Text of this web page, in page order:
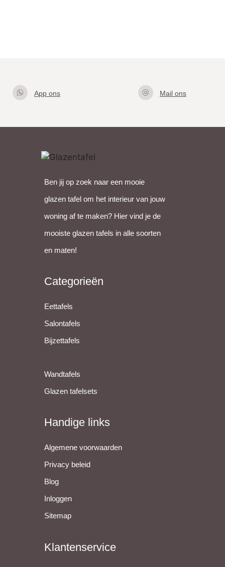
App ons
Mail ons
Ben jij op zoek naar een mooie
glazen tafel om het interieur van jouw
woning af te maken? Hier vind je de
mooiste glazen tafels in alle soorten
en maten!
Categorieën
Eettafels
Salontafels
Bijzettafels
Wandtafels
Glazen tafelsets
Handige links
Algemene voorwaarden
Privacy beleid
Blog
Inloggen
Sitemap
Klantenservice